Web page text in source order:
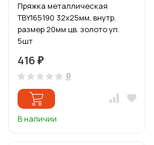
Пряжка металлическая
TBY.165190 32х25мм, внутр.
размер 20мм цв. золото уп.
5шт
416 ₽
0
В наличии